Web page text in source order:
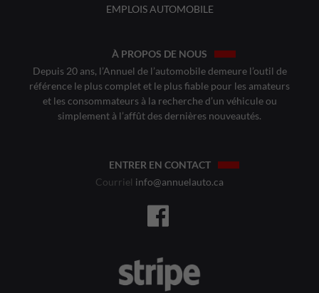
EMPLOIS AUTOMOBILE
À PROPOS DE NOUS
Depuis 20 ans, l’Annuel de l’automobile demeure l’outil de
référence le plus complet et le plus fiable pour les amateurs
et les consommateurs à la recherche d’un véhicule ou
simplement à l’affût des dernières nouveautés.
ENTRER EN CONTACT
Courriel info@annuelauto.ca